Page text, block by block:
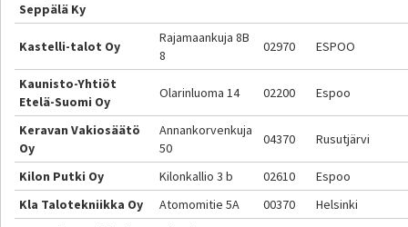
Seppälä Ky
Kastelli-talot Oy
Rajamaankuja 8B
8
02970 ESPOO
Kaunisto-Yhtiöt
Etelä-Suomi Oy
Olarinluoma 14 02200 Espoo
Keravan Vakiosäätö
Oy
Annankorvenkuja
50
04370 Rusutjärvi
Kilon Putki Oy Kilonkallio 3 b 02610
Espoo
Kla Talotekniikka Oy
Atomomitie 5A 00370
Helsinki